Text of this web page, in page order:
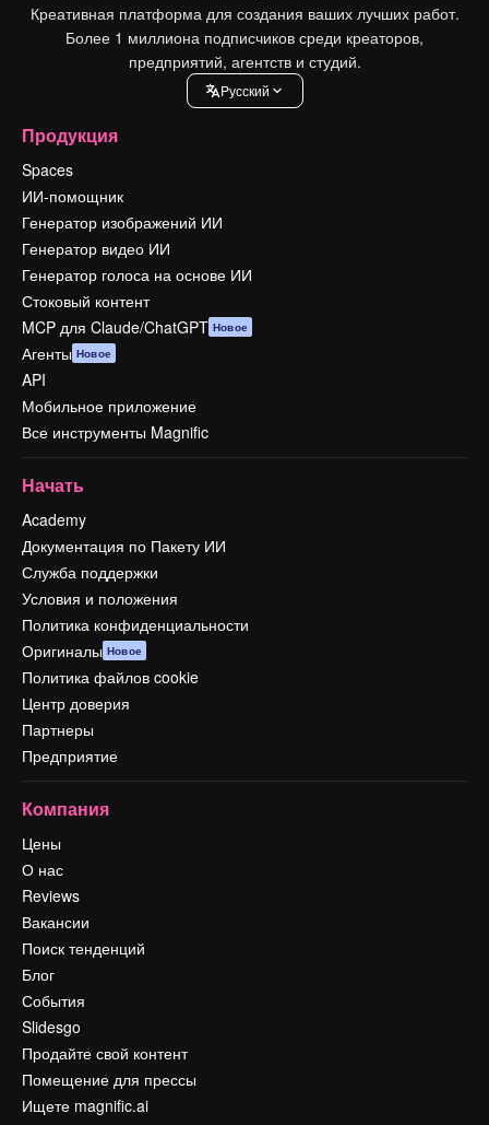
Креативная платформа для создания ваших лучших работ.
Более 1 миллиона подписчиков среди креаторов,
предприятий, агентств и студий.
Pусский
Продукция
Spaces
ИИ-помощник
Генератор изображений ИИ
Генератор видео ИИ
Генератор голоса на основе ИИ
Стоковый контент
MCP для Claude/ChatGPT Новое
Агенты Новое
API
Мобильное приложение
Все инструменты Magnific
Начать
Academy
Документация по Пакету ИИ
Служба поддержки
Условия и положения
Политика конфиденциальности
Оригиналы Новое
Политика файлов cookie
Центр доверия
Партнеры
Предприятие
Компания
Цены
О нас
Reviews
Вакансии
Поиск тенденций
Блог
События
Slidesgo
Продайте свой контент
Помещение для прессы
Ищете magnific.ai